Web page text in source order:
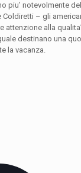
piu’ notevolmente
– gli
attenzione alla qualita’
destinano una
la vacanza.